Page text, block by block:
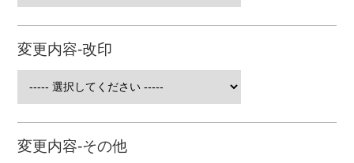
能）または、顔写真のない公的書類による本人確認（2点の原
本で確認可能）をご提示いただく必要があります。
※3：申込時点で有効かつ最新の記載のある「マイナンバーカ
載事項証明書（個人番号の記載のあるもの）」のいずれかの
個人情報等のうち個人番号および個人番号を含む個人情報に
変更内容-改印
変更内容-その他